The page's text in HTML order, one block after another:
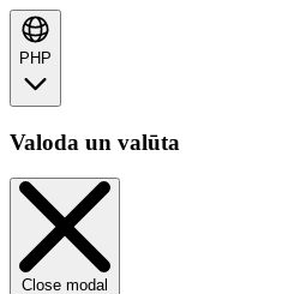
PHP
Valoda un valūta
Close modal